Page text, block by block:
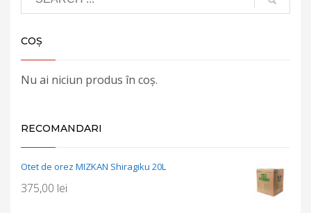
COȘ
Nu ai niciun produs în coș.
RECOMANDARI
Otet de orez MIZKAN Shiragiku 20L
375,00 lei